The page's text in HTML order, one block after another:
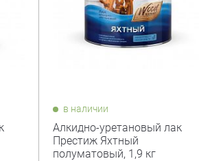
в наличии
Алкидно-уретановый лак
Престиж Яхтный
полуматовый, 1,9 кг